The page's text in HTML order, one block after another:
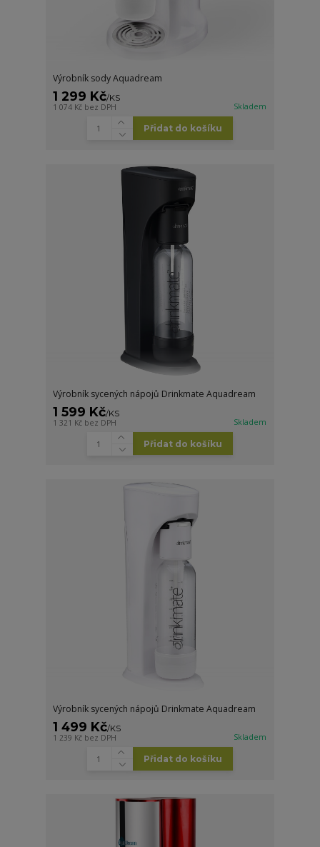
Výrobník sody Aquadream
1 299 Kč/KS
1 074 Kč bez DPH Skladem
Přidat do košíku
Výrobník sycených nápojů Drinkmate Aquadream
1 599 Kč/KS
1 321 Kč bez DPH Skladem
Přidat do košíku
Výrobník sycených nápojů Drinkmate Aquadream
1 499 Kč/KS
1 239 Kč bez DPH Skladem
Přidat do košíku